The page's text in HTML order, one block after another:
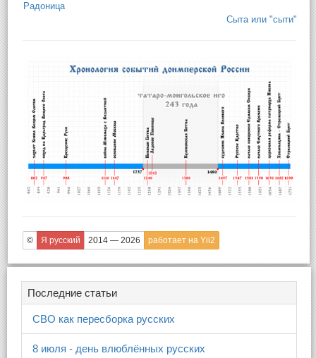
Радоница
Сыта или "сыти"
© Я русский 2014 — 2026 работает на Yii2
Последние статьи
СВО как пересборка русских
8 июля - день влюблённых русских